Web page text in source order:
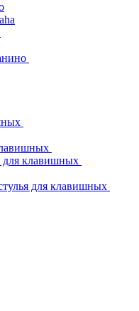
для клавишных
для клавишных